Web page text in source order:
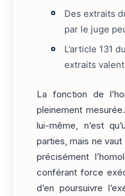
Des extraits
par le juge
L’article 131
extraits
La fonction de
pleinement
lui-même, n’est
parties, mais ne
précisément
conférant force
d’en poursuivre